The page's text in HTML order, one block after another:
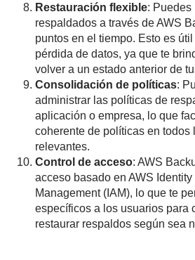
Restauración flexible: Puedes
respaldados a través de AWS
puntos en el tiempo. Esto es
pérdida de datos, ya que te
volver a un estado anterior de
Consolidación de políticas:
administrar las políticas de
aplicación o empresa, lo que
coherente de políticas en todos
relevantes.
Control de acceso: AWS
acceso basado en AWS
Management (IAM), lo que te
específicos a los usuarios para
restaurar respaldos según sea